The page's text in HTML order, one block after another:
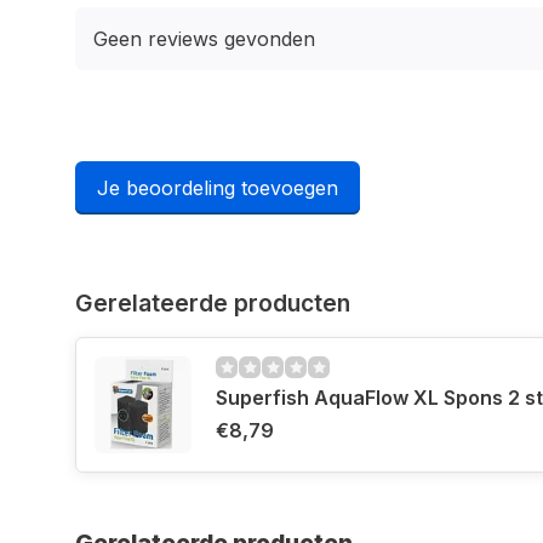
Geen reviews gevonden
Je beoordeling toevoegen
Gerelateerde producten
Superfish AquaFlow XL Spons 2
€8,79